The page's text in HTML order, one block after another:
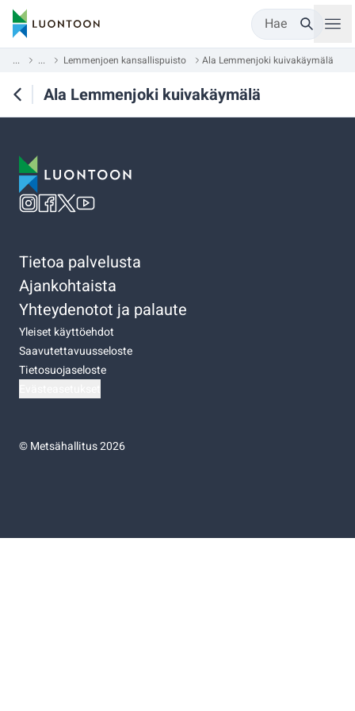
Hae
... ... Lemmenjoen kansallispuisto Ala Lemmenjoki kuivakäymälä
Ala Lemmenjoki kuivakäymälä
Tietoa palvelusta
Ajankohtaista
Yhteydenotot ja palaute
Yleiset käyttöehdot
Saavutettavuusseloste
Tietosuojaseloste
©Metsähallitus 2026